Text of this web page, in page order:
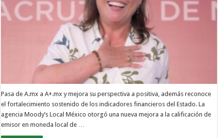
Pasa de A.mx a A+.mx y mejora su perspectiva a positiva, además reconoce
el fortalecimiento sostenido de los indicadores financieros del Estado. La
agencia Moody’s Local México otorgó una nueva mejora a la calificación de
emisor en moneda local de …